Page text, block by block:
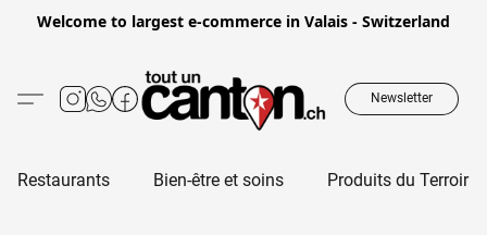
Welcome to largest e-commerce in Valais - Switzerland
Newsletter
Restaurants Bien-être et soins Produits du Terroir